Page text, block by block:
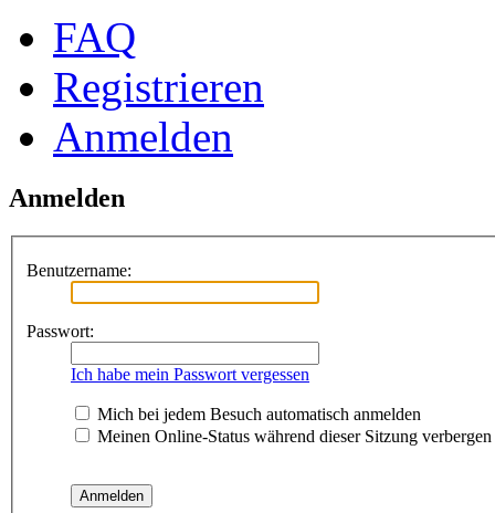
FAQ
Registrieren
Anmelden
Anmelden
Benutzername:
Passwort:
Ich habe mein Passwort vergessen
Mich bei jedem Besuch automatisch anmelden
Meinen Online-Status während dieser Sitzung verbergen